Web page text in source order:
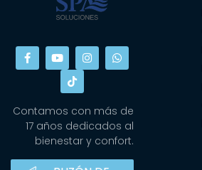
Contamos con más de
17 años dedicados al
bienestar y confort.